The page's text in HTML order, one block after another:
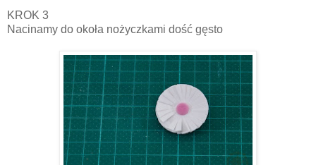
KROK 3
Nacinamy do okoła nożyczkami dość gęsto